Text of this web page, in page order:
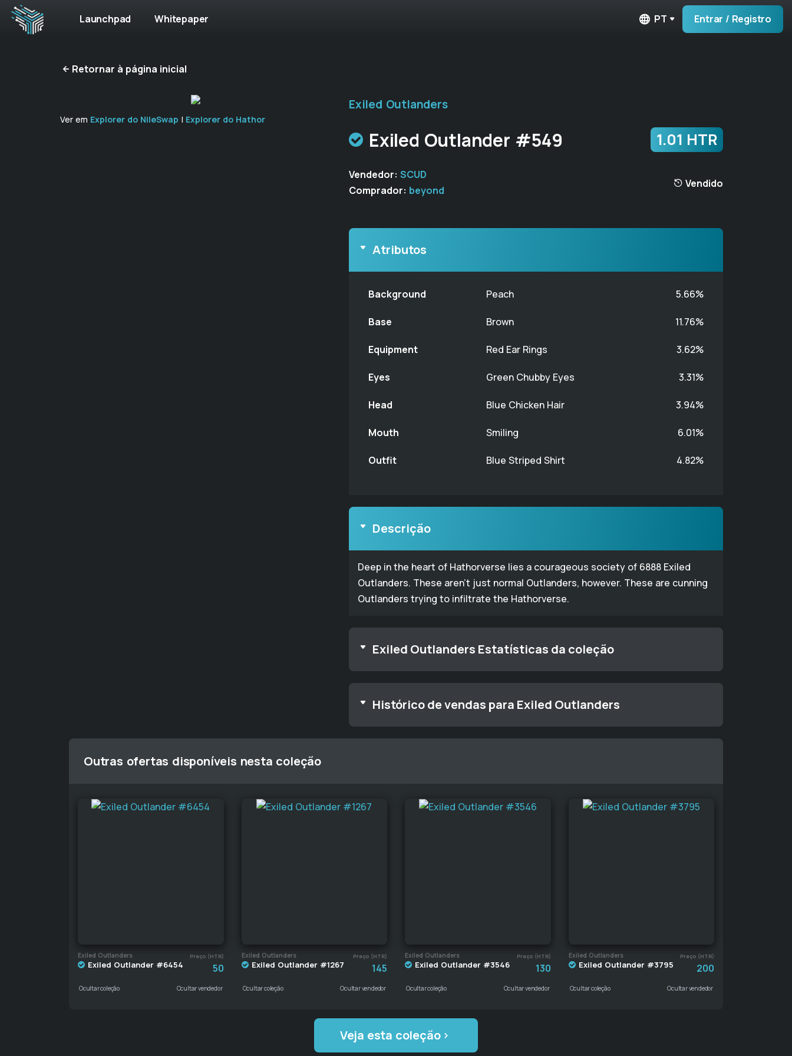
Launchpad Whitepaper PT Entrar / Registro
Retornar à página inicial
Ver em Explorer do NileSwap | Explorer do Hathor
Exiled Outlanders
Exiled Outlander #549 1.01 HTR
Vendedor: SCUD
Comprador: beyond
Vendido
Atributos
Background Peach 5.66%
Base Brown 11.76%
Equipment Red Ear Rings 3.62%
Eyes Green Chubby Eyes 3.31%
Head Blue Chicken Hair 3.94%
Mouth Smiling 6.01%
Outfit Blue Striped Shirt 4.82%
Descrição
Deep in the heart of Hathorverse lies a courageous society of 6888 Exiled
Outlanders. These aren't just normal Outlanders, however. These are cunning
Outlanders trying to infiltrate the Hathorverse.
Exiled Outlanders Estatísticas da coleção
Histórico de vendas para Exiled Outlanders
Outras ofertas disponíveis nesta coleção
Exiled Outlanders Preço (HTR)
Exiled Outlander #6454 50
Ocultar coleção Ocultar vendedor
Exiled Outlanders Preço (HTR)
Exiled Outlander #1267 145
Ocultar coleção Ocultar vendedor
Exiled Outlanders Preço (HTR)
Exiled Outlander #3546 130
Ocultar coleção Ocultar vendedor
Exiled Outlanders Preço (HTR)
Exiled Outlander #3795 200
Ocultar coleção Ocultar vendedor
Veja esta coleção